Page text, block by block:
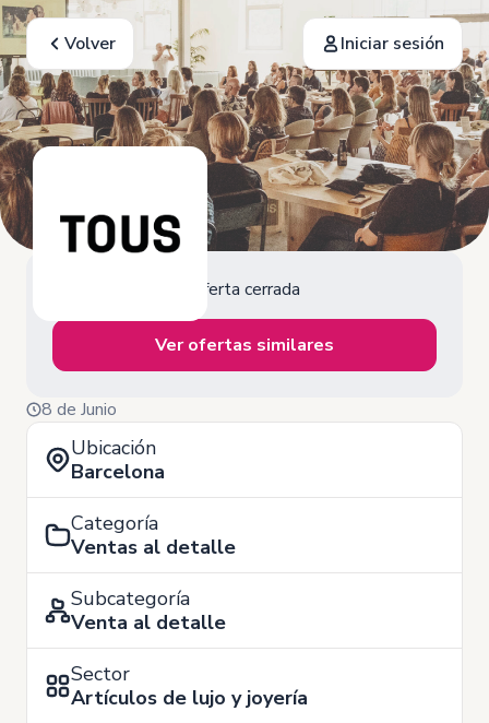
Volver Iniciar sesión
Oferta cerrada
Ver ofertas similares
8 de Junio
Ubicación
Barcelona
Categoría
Ventas al detalle
Subcategoría
Venta al detalle
Sector
Artículos de lujo y joyería